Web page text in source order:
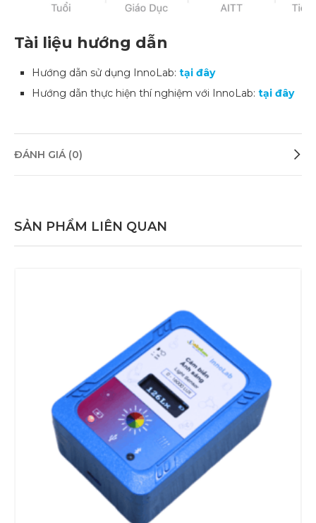
Tài liệu hướng dẫn
Hướng dẫn sử dụng InnoLab: tại đây
Hướng dẫn thực hiện thí nghiệm với InnoLab: tại đây
ĐÁNH GIÁ (0)
SẢN PHẨM LIÊN QUAN